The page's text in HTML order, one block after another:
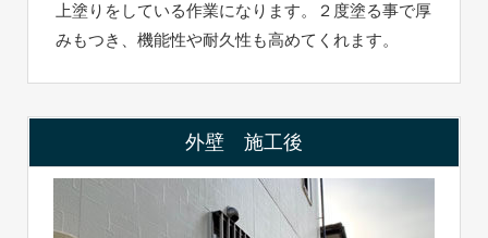
上塗りをしている作業になります。２度塗る事で厚
みもつき、機能性や耐久性も高めてくれます。
外壁 施工後